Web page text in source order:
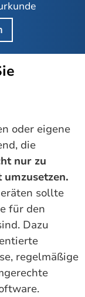
oder eigene
die
nur zu
umzusetzen.
sollte
für den
Dazu
regelmäßige